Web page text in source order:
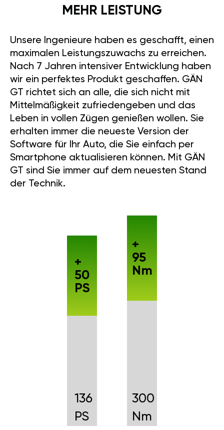
MEHR LEISTUNG
Unsere Ingenieure haben es geschafft, einen
maximalen Leistungszuwachs zu erreichen.
Nach 7 Jahren intensiver Entwicklung haben
wir ein perfektes Produkt geschaffen. GÄN
GT richtet sich an alle, die sich nicht mit
Mittelmäßigkeit zufriedengeben und das
Leben in vollen Zügen genießen wollen. Sie
erhalten immer die neueste Version der
Software für Ihr Auto, die Sie einfach per
Smartphone aktualisieren können. Mit GÄN
GT sind Sie immer auf dem neuesten Stand
der Technik.
136
PS
+
50
PS
300
Nm
+
95
Nm